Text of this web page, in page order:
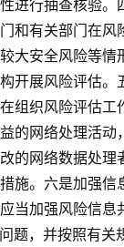
进行抽查核验。
和有关部门在风
大安全风险等情
开展风险评估。
组织风险评估工
的网络处理活动
的网络数据处理
施。六是加强信
当加强风险信息
题，并按照有关